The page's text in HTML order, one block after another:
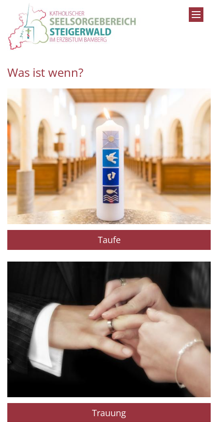
Zum Inhalt springen
Was ist wenn?
Taufe
Trauung